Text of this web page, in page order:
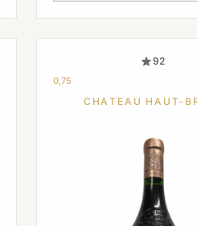
92
0,75
CHATEAU HAUT-